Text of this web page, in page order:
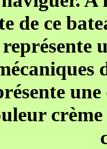
de ce
représente